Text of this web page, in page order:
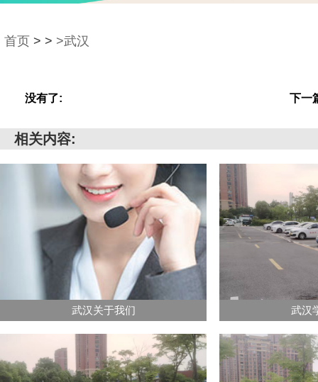
首页 > > >武汉
没有了: 下一
相关内容:
武汉关于我们 武汉